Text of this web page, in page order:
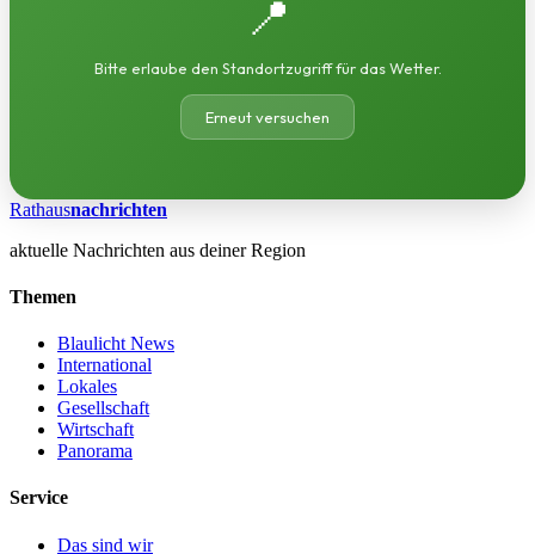
📍
Bitte erlaube den Standortzugriff für das Wetter.
Erneut versuchen
Rathausnachrichten
aktuelle Nachrichten aus deiner Region
Themen
Blaulicht News
International
Lokales
Gesellschaft
Wirtschaft
Panorama
Service
Das sind wir